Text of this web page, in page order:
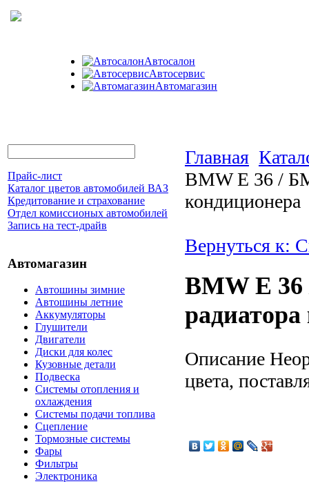
Автосалон
Автосервис
Автомагазин
Прайс-лист
Каталог цветов автомобилей ВАЗ
Кредитование и страхование
Отдел комиссионых автомобилей
Запись на тест-драйв
Автомагазин
Автошины зимние
Автошины летние
Аккумуляторы
Глушители
Двигатели
Диски для колес
Кузовные детали
Подвеска
Системы отопления и
охлаждения
Системы подачи топлива
Сцепление
Тормозные системы
Фары
Фильтры
Электроника
Главная
BMW E 36 /
кондиционера
Вернуться к:
BMW E
Описание
цвета,